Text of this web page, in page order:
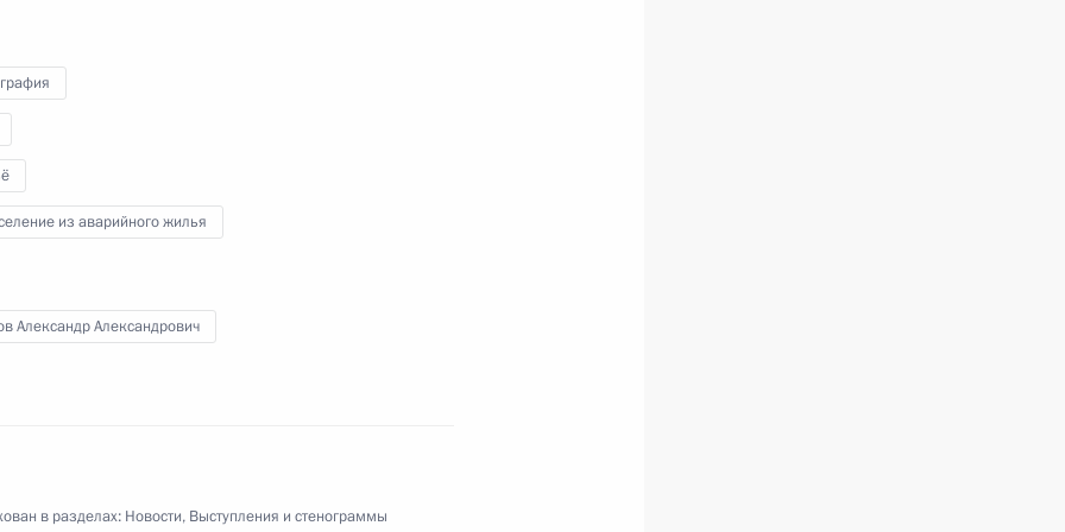
Волковым
Президента
приёмной Президента
из аварийного жилья
Александр Александрович
в разделах: Новости, Выступления и стенограммы